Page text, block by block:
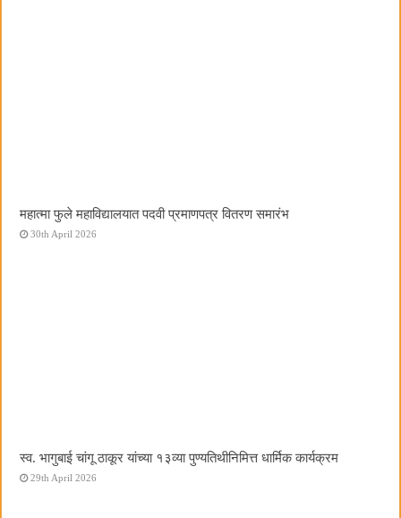
महात्मा फुले महाविद्यालयात पदवी प्रमाणपत्र वितरण समारंभ
30th April 2026
स्व. भागुबाई चांगू ठाकूर यांच्या १३व्या पुण्यतिथीनिमित्त धार्मिक कार्यक्रम
29th April 2026